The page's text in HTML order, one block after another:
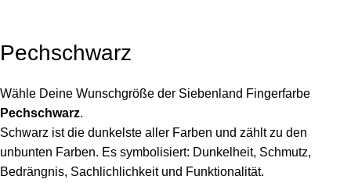
Pechschwarz
Wähle Deine Wunschgröße der Siebenland Fingerfarbe
Pechschwarz.
Schwarz ist die dunkelste aller Farben und zählt zu den
unbunten Farben. Es symbolisiert: Dunkelheit, Schmutz,
Bedrängnis, Sachlichlichkeit und Funktionalität.